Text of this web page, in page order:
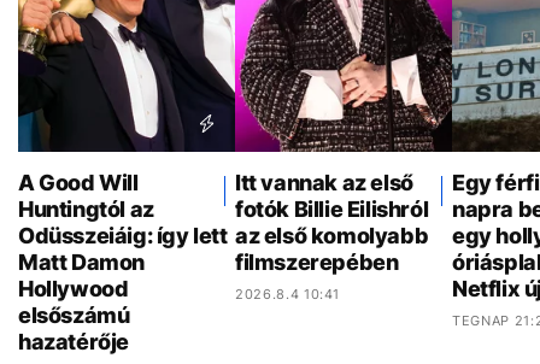
A Good Will
Huntingtól az
Odüsszeiáig: így lett
Matt Damon
Hollywood
elsőszámú
hazatérője
Itt vannak az első
fotók Billie Eilishról
az első komolyabb
filmszerepében
2026.8.4 10:41
Egy
napra
egy
Netflix
TEGNAP